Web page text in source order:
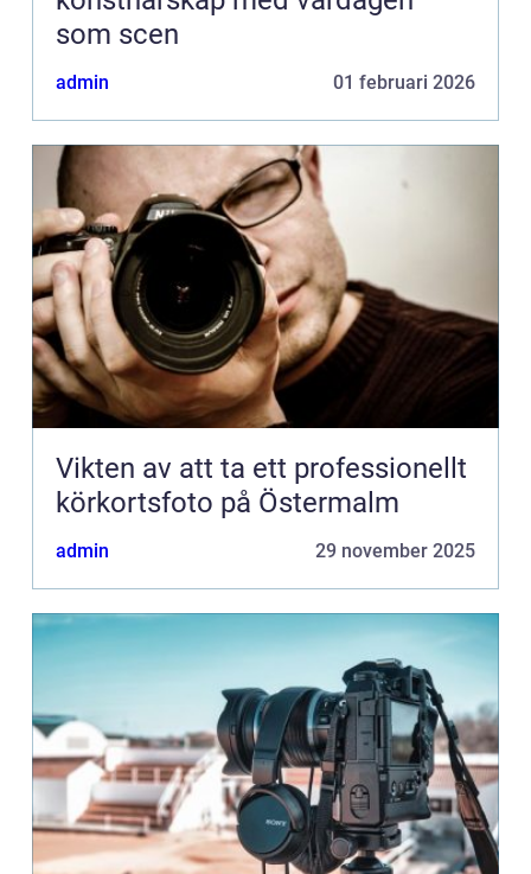
som scen
admin 01 februari 2026
Vikten av att ta ett professionellt
körkortsfoto på Östermalm
admin 29 november 2025